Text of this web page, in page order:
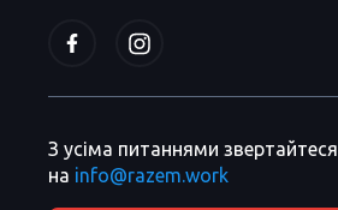
З усіма питаннями звертайтеся
на info@razem.work